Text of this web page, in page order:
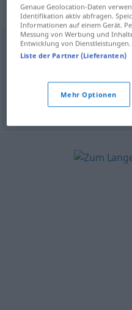
Synonyme
Zauberer,Gaukler
Hexenmeister,Beschwörer,
Genaue Geolocation-Daten
Identifikation aktiv abfragen.
Informationen auf einem Gerät.
Messung von Werbung und
Entwicklung von Dienstleistungen.
Liste der Partner (Lieferanten)
Mehr Optionen